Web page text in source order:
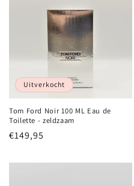
Uitverkocht
Tom Ford Noir 100 ML Eau de
Toilette - zeldzaam
Normale
€149,95